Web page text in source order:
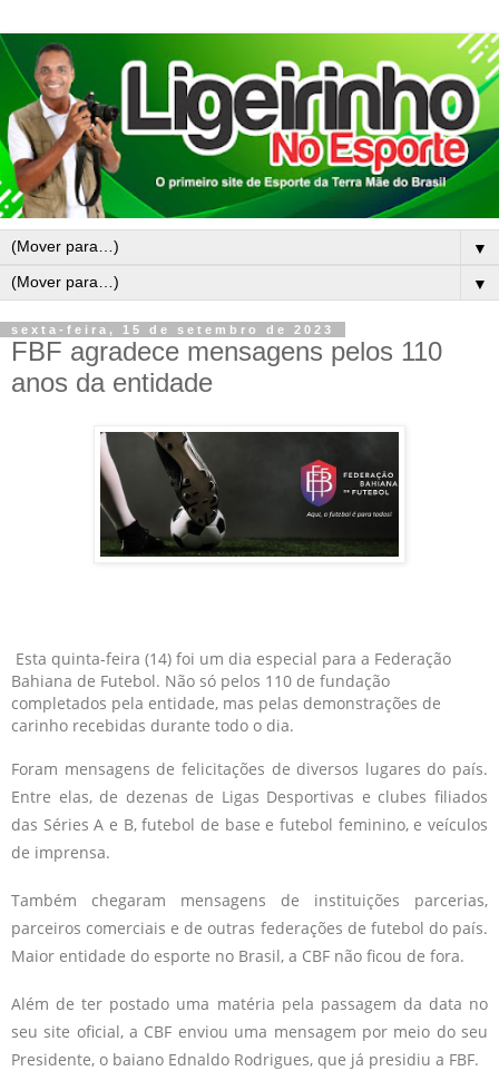
▼
▼
sexta-feira, 15 de setembro de 2023
FBF agradece mensagens pelos 110
anos da entidade
Esta quinta-feira (14) foi um dia especial para a Federação
Bahiana de Futebol. Não só pelos 110 de fundação
completados pela entidade, mas pelas demonstrações de
carinho recebidas durante todo o dia.
Foram mensagens de felicitações de diversos lugares do país.
Entre elas, de dezenas de Ligas Desportivas e clubes filiados
das Séries A e B, futebol de base e futebol feminino, e veículos
de imprensa.
Também chegaram mensagens de instituições parcerias,
parceiros comerciais e de outras federações de futebol do país.
Maior entidade do esporte no Brasil, a CBF não ficou de fora.
Além de ter postado uma matéria pela passagem da data no
seu site oficial, a CBF enviou uma mensagem por meio do seu
Presidente, o baiano Ednaldo Rodrigues, que já presidiu a FBF.